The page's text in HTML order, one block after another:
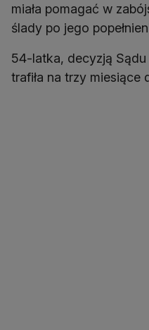
miała pomagać w
ślady po jego
54-latka, decyzją
trafiła na trzy miesiące